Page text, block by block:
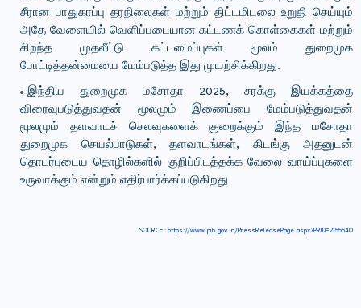
சீரான பாதுகாப்பு தரநிலைகள் மற்றும் திட்டமிடலை உறுதி செய்யும்
அதே வேளையில் வெளிப்படையான கட்டணக் கொள்கைகள் மற்றும்
சிறந்த முதலீட்டு கட்டமைப்புகள் மூலம் துறைமுக
போட்டித்தன்மையை மேம்படுத்த இது முயற்சிக்கிறது.
இந்திய துறைமுக மசோதா 2025, சரக்கு இயக்கத்தை
விரைவுபடுத்துவதன் மூலமும் இணைப்பை மேம்படுத்துவதன்
மூலமும் தளவாடச் செலவுகளைக் குறைக்கும் இந்த மசோதா
துறைமுக செயல்பாடுகள், தளவாடங்கள், கிடங்கு அதனுடன்
தொடர்புடைய தொழில்களில் குறிப்பிடத்தக்க வேலை வாய்ப்புகளை
உருவாக்கும் என்றும் எதிர்பார்க்கப்படுகிறது
SOURCE : https://www.pib.gov.in/PressReleasePage.aspx?PRID=2155540